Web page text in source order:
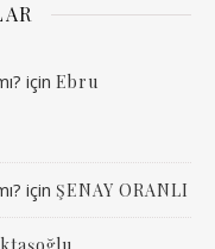
için Ebru
için ŞENAY ORANLI